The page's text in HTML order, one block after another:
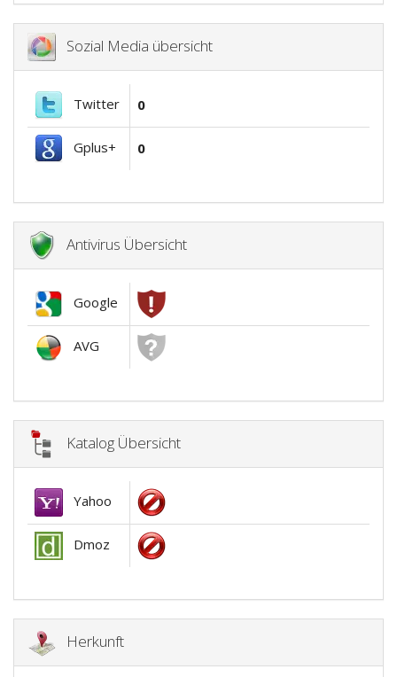
Sozial Media übersicht
Twitter 0
Gplus+ 0
Antivirus Übersicht
Google
AVG
Katalog Übersicht
Yahoo
Dmoz
Herkunft